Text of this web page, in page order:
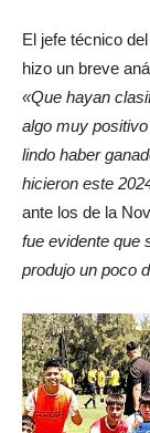
El jefe técnico
hizo un breve
«Que hayan
algo muy
lindo haber
hicieron este
ante los de la
fue evidente que
produjo un poco